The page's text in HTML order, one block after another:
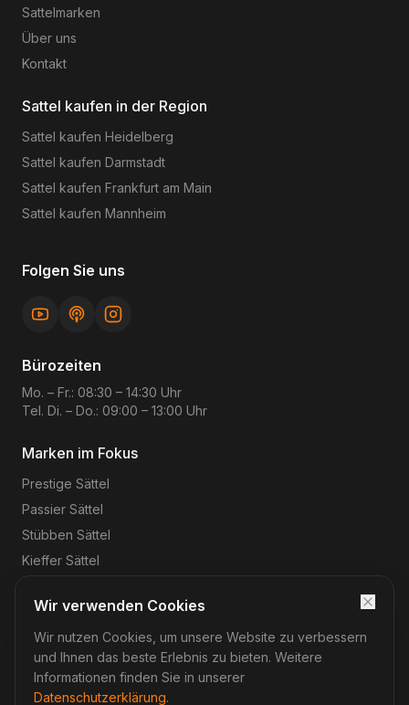
Sattelmarken
Über uns
Kontakt
Sattel kaufen in der Region
Sattel kaufen Heidelberg
Sattel kaufen Darmstadt
Sattel kaufen Frankfurt am Main
Sattel kaufen Mannheim
Folgen Sie uns
Bürozeiten
Mo. – Fr.: 08:30 – 14:30 Uhr
Tel. Di. – Do.: 09:00 – 13:00 Uhr
Marken im Fokus
Prestige Sättel
Passier Sättel
Stübben Sättel
Kieffer Sättel
©2026 Reitsport-Rheinmain – Magnus Wehrheim. Alle
Rechte vorbehalten.
Impressum DatenschutzAGB
Wir verwenden Cookies
Wir nutzen Cookies, um unsere Website zu verbessern
und Ihnen das beste Erlebnis zu bieten. Weitere
Informationen finden Sie in unserer
Datenschutzerklärung.